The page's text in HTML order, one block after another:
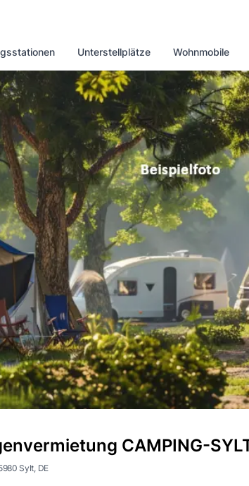
Unterstellplätze Wohnmobile
CAMPING-
Sylt, DE